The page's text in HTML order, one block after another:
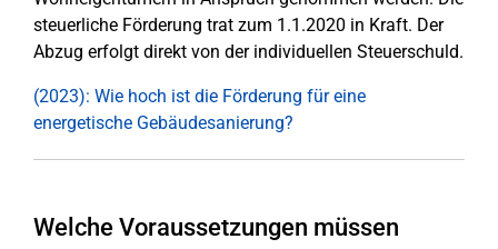
steuerliche Förderung trat zum 1.1.2020 in Kraft. Der
Abzug erfolgt direkt von der individuellen Steuerschuld.
(2023): Wie hoch ist die Förderung für eine
energetische Gebäudesanierung?
Welche Voraussetzungen müssen